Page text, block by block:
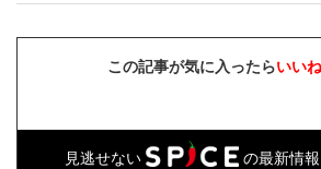
この記事が気に入ったらいい
見逃せない の最新情